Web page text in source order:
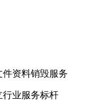
资料销毁服务
行业服务标杆